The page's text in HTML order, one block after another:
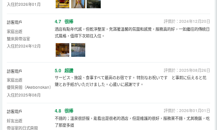
入住於2026年01月
訪客用戶
家庭出遊
雙床房帶浴室
入住於2024年12月
4.7 很棒
評價於：2024年12月20日
酒店有點年代感，但乾淨整潔，充滿著溫馨的氛圍和感覺，服務真的好，一如繼往的傳統日
式風格，值得下次前往入住。
訪客用戶
家庭出遊
優質房間（Akebonokan）
入住於2025年08月
5.0 超讚
評價於：2025年08月26日
サービス、施設、食事すべて最高のお宿です。 特別なお祝いです と事前に伝えると花
籠とお手紙がいただけました。心遣いに感謝です。
訪客用戶
好友出遊
帶浴室的日式房間
4.8 很棒
評價於：2026年01月01日
不錯的；溫泉很舒服，能看出是很老的酒店，但是維護的很好，服務業不錯，尤其晚飯，吃
了那麼多道